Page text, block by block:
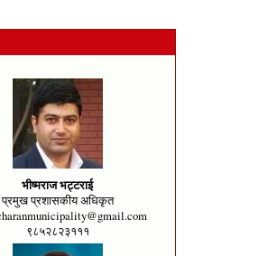
भीष्मराज भट्टराई
प्रमुख प्रशासकीय अधिकृत
९८५२८२३१११